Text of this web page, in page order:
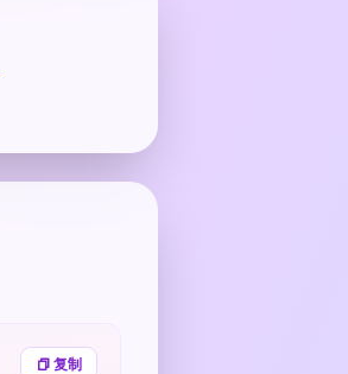
复制